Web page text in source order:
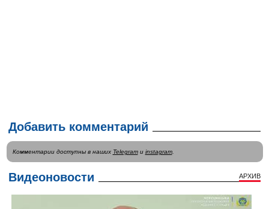
Добавить комментарий
Комментарии доступны в наших Telegramи instagram.
Видеоновости АРХИВ